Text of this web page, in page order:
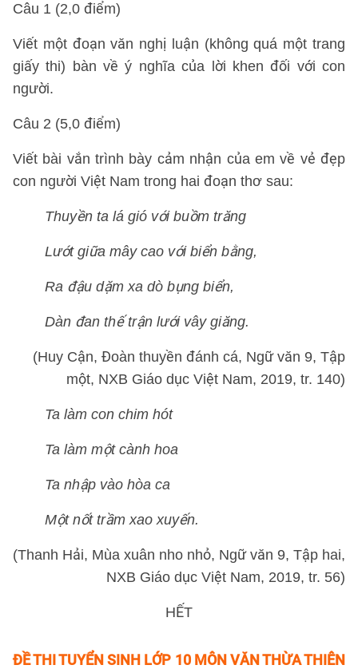
Câu 1 (2,0 điểm)
Viết một đoạn văn nghị luận (không quá một trang
giấy thi) bàn về ý nghĩa của lời khen đối với con
người.
Câu 2 (5,0 điểm)
Viết bài vắn trình bày cảm nhận của em về vẻ đẹp
con người Việt Nam trong hai đoạn thơ sau:
Thuyền ta lá gió với buồm trăng
Lướt giữa mây cao với biển bằng,
Ra đậu dặm xa dò bụng biển,
Dàn đan thế trận lưới vây giăng.
(Huy Cận, Đoàn thuyền đánh cá, Ngữ văn 9, Tập
một, NXB Giáo dục Việt Nam, 2019, tr. 140)
Ta làm con chim hót
Ta làm một cành hoa
Ta nhập vào hòa ca
Một nốt trầm xao xuyến.
(Thanh Hải, Mùa xuân nho nhỏ, Ngữ văn 9, Tập hai,
NXB Giáo dục Việt Nam, 2019, tr. 56)
HẾT
ĐỀ THI TUYỂN SINH LỚP 10 MÔN VĂN THỪA THIÊN